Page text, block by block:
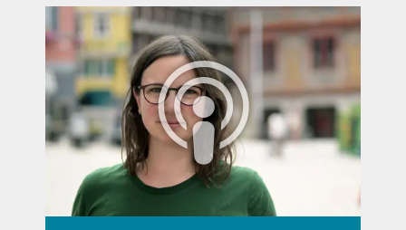
8. MAI 2025
Einem Forschungsteam des Max-Planck-Instituts für
Multidisziplinäre Naturwissenschaften ist es erstmals gelungen,
den gesamten Prozess des Eisprungs in Follikeln einer Maus zu
filmen. Was bedeutet das für die Fruchtbarkeitsforschung?
mehr
Höhere Erfolgsquoten bei künstlicher Befruchtung
29. APRIL 2025
Max-Planck-Start-up Ovo Labs entwickelt Medikamente, die
Fruchtbarkeitsbehandlungen verbessern sollen
mehr